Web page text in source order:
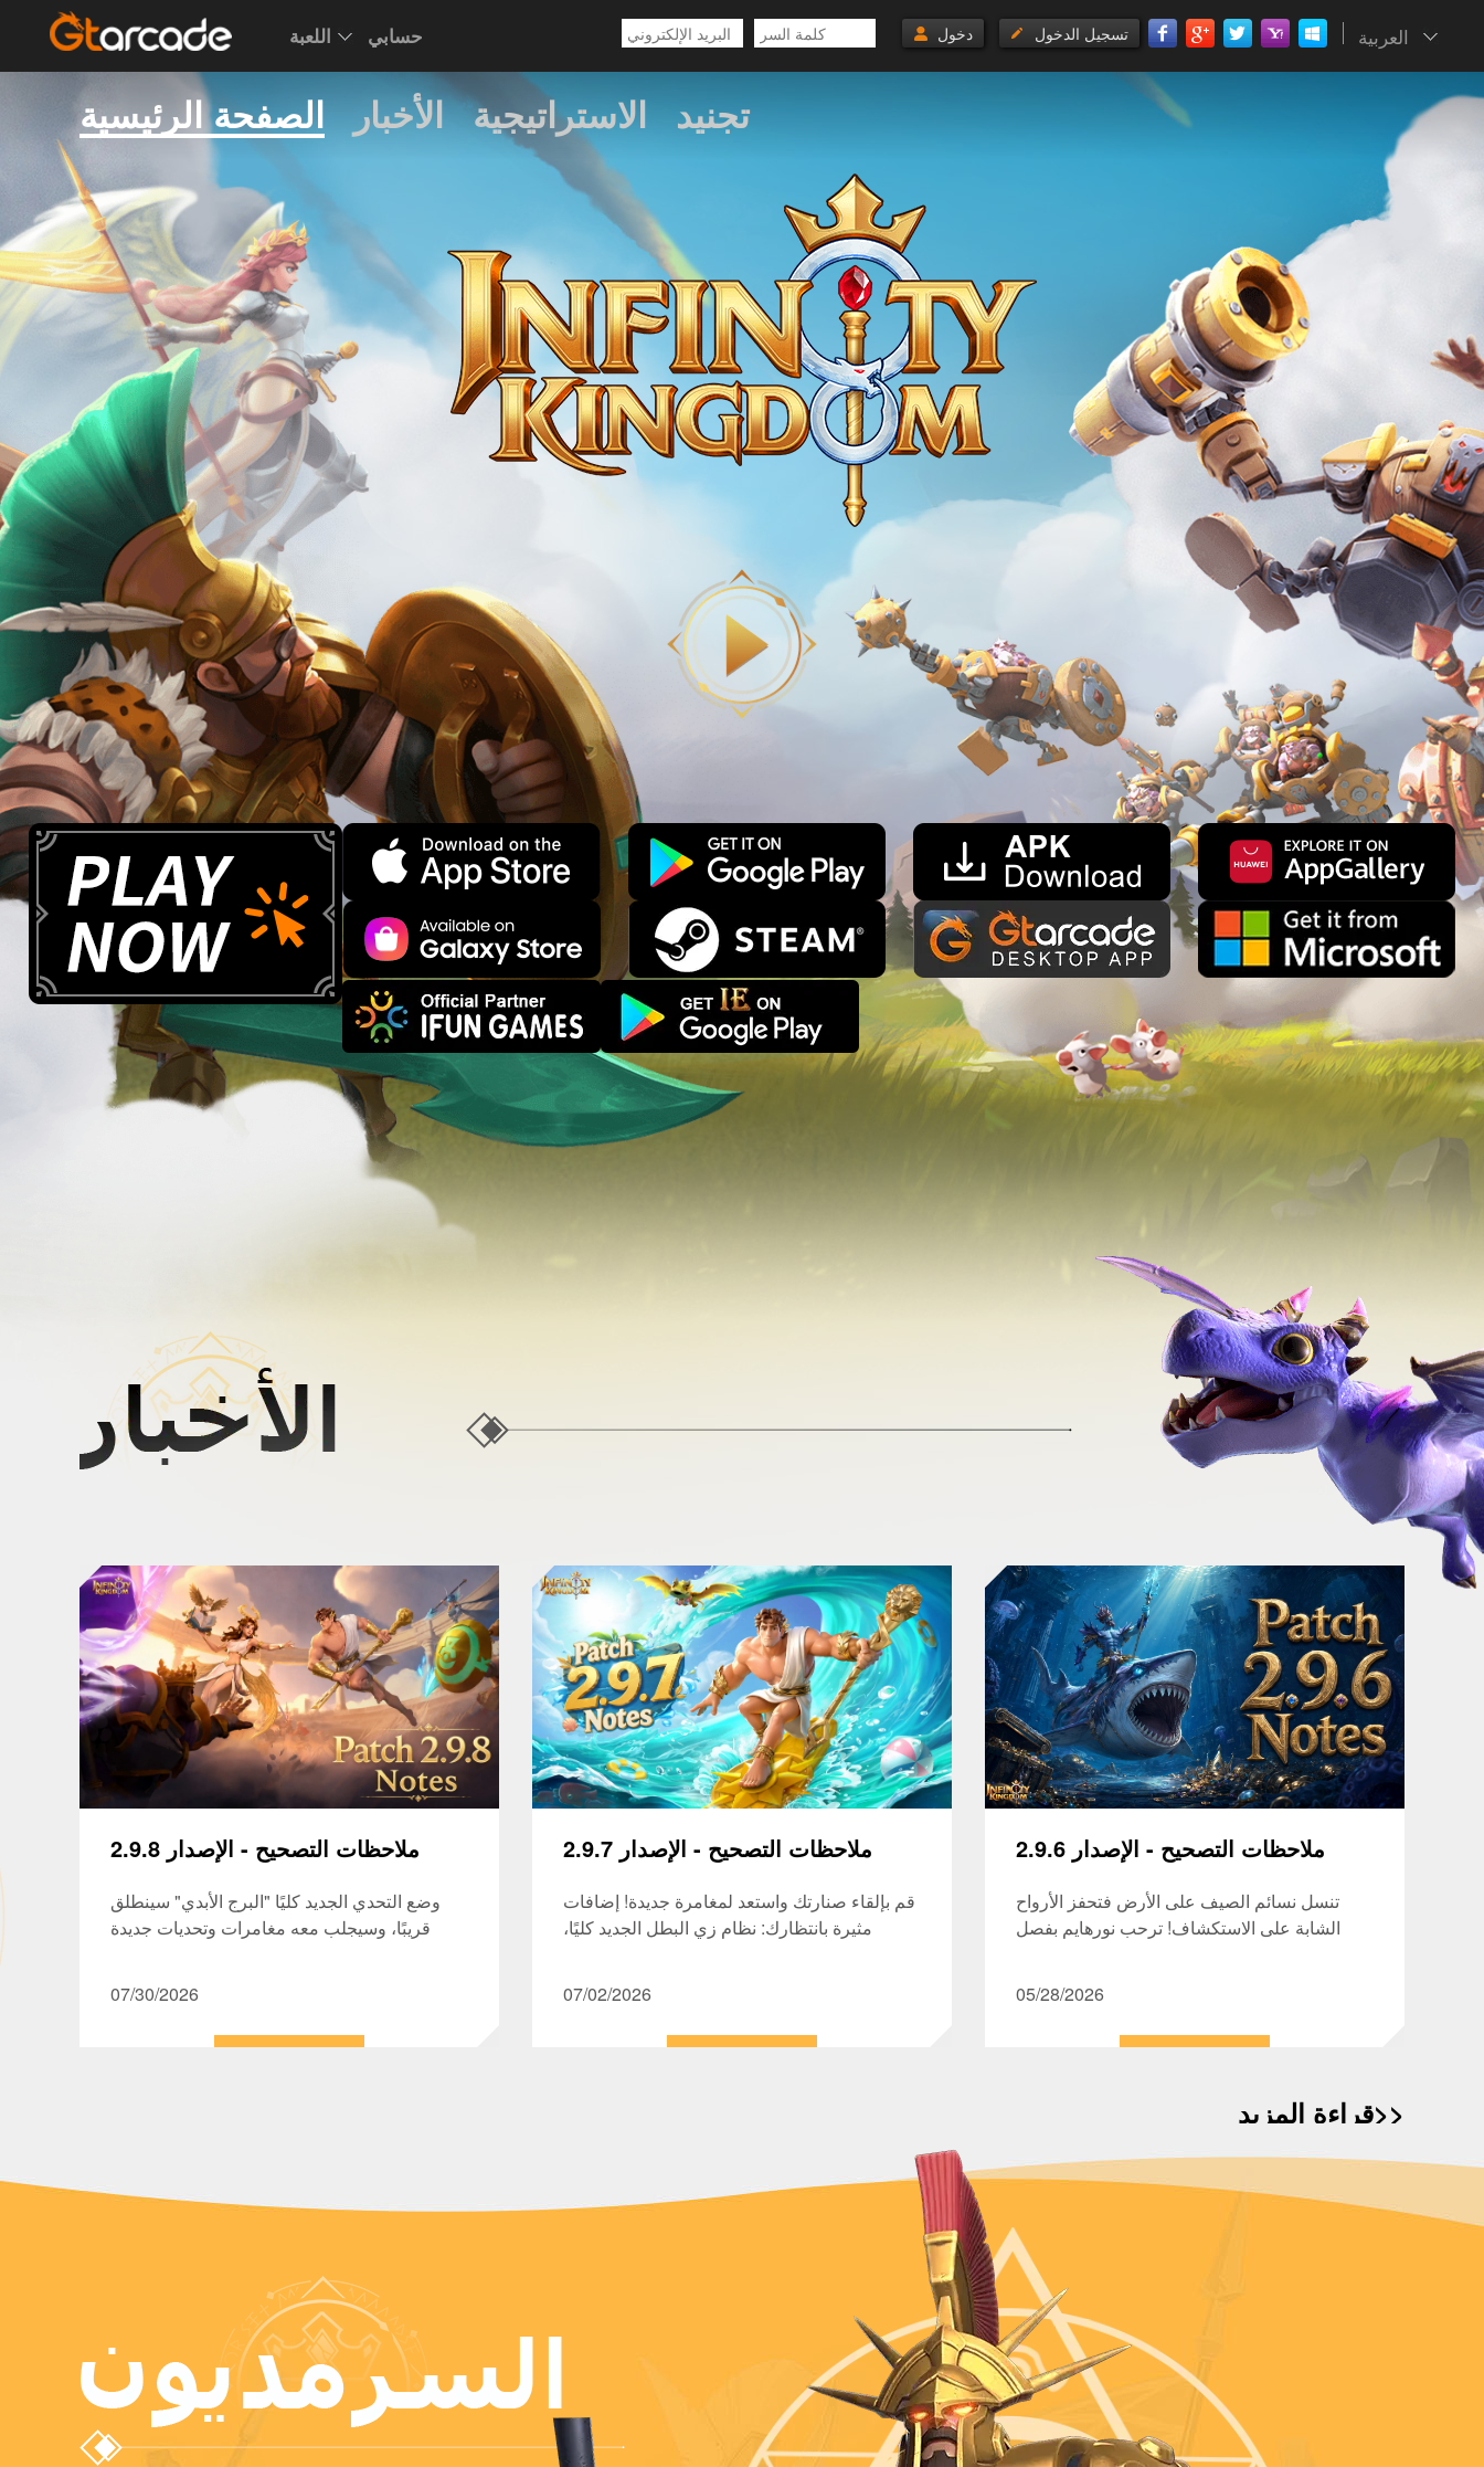
اللعبة حسابي العربية تسجيل الدخول دخول
الصفحة الرئيسية الأخبار الاستراتيجية تجنيد
ملاحظات التصحيح - الإصدار 2.9.8
وضع التحدي الجديد كليًا "البرج الأبدي" سينطلق
قريبًا، وسيجلب معه مغامرات وتحديات جديدة
الظل وتقوية القطع الأثرية، إلى جانب تحسينات
بأنظمة زي البطل والشارة والقطع الأثرية، وذلك
07/30/2026
ملاحظات التصحيح - الإصدار 2.9.7
قم بإلقاء صنارتك واستعد لمغامرة جديدة! إضافات
مثيرة بانتظارك: نظام زي البطل الجديد كليًا،
رائعة، وخوض مغامرات شيّقة، والعودة محملين
07/02/2026
ملاحظات التصحيح - الإصدار 2.9.6
تنسل نسائم الصيف على الأرض فتحفز الأرواح
الشابة على الاستكشاف! ترحب نورهايم بفصل
جديد مثل مهام التقارب وبطولة نجاة الفرق. علاوة
على ذلك، تم تحسين تفاصيل العديد من الواجهات
05/28/2026
قراءة المزيد>>